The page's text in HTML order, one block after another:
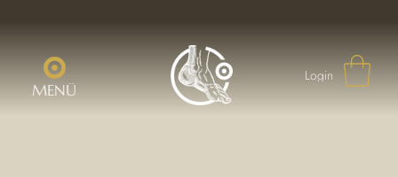
MENÜ
Login